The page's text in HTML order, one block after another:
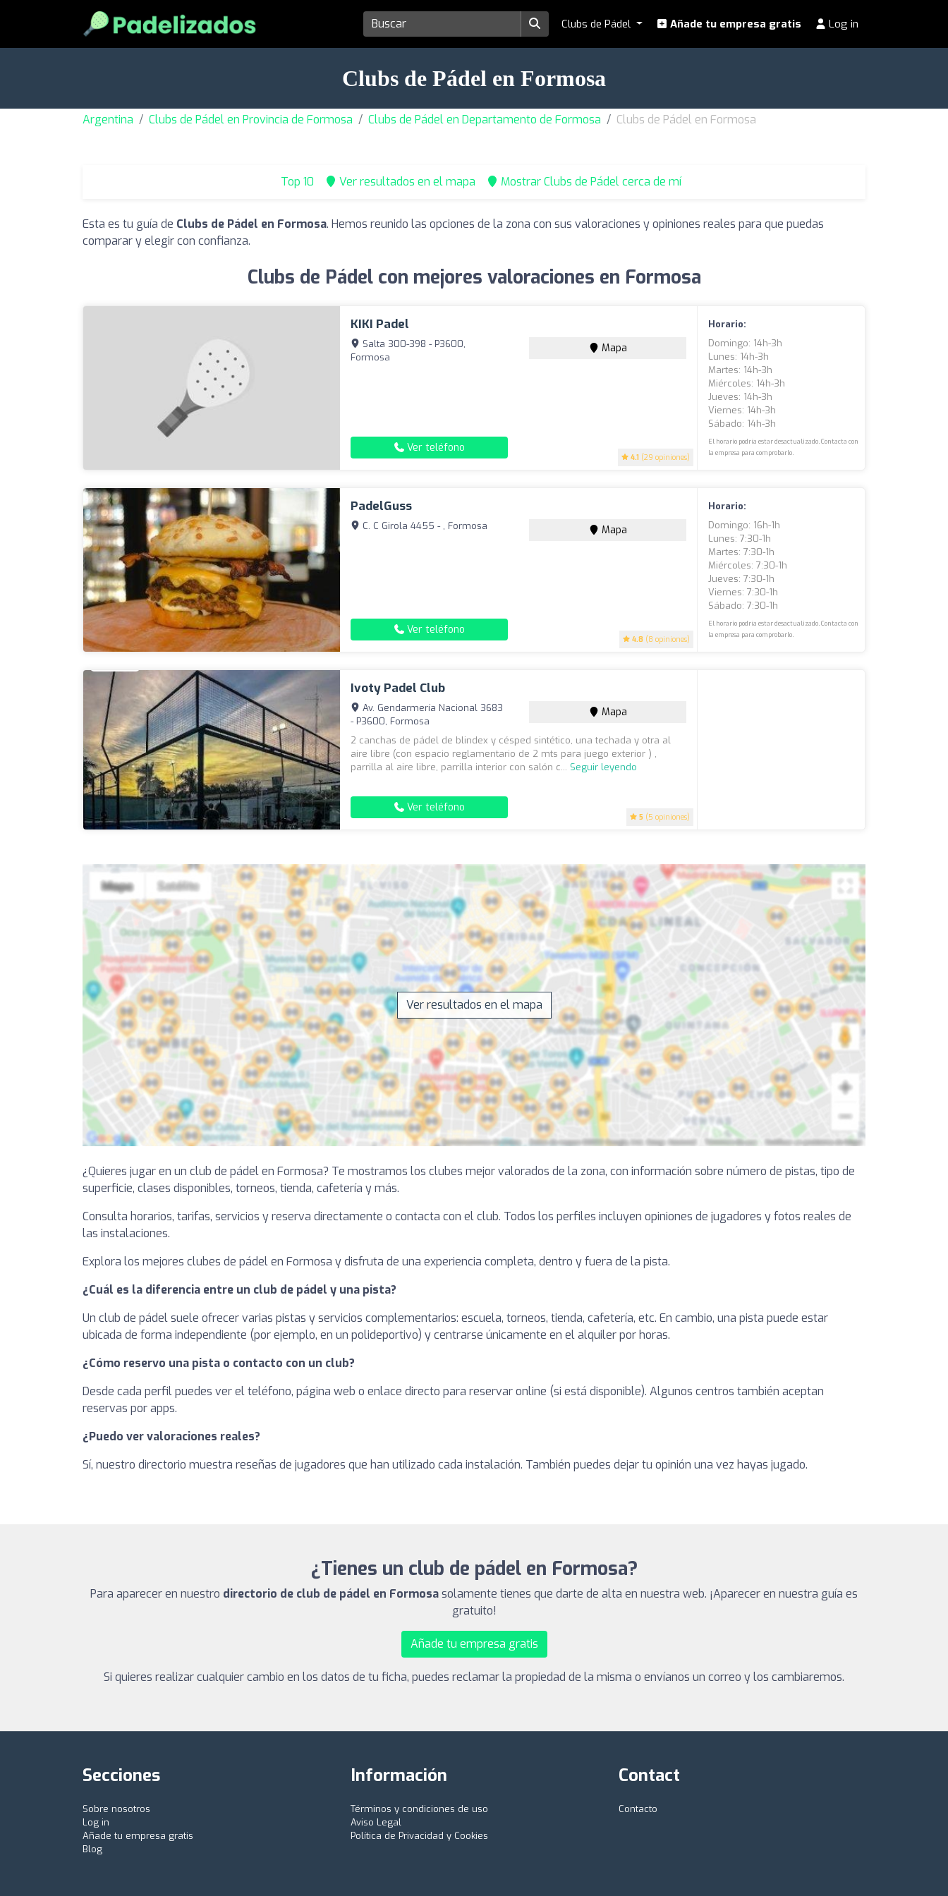
Clubs de Pádel Añade tu empresa gratis Log in
Clubs de Pádel en Formosa
Argentina Clubs de Pádel en Provincia de Formosa Clubs de Pádel en Departamento de Formosa Clubs de Pádel en Formosa
Top 10 Ver resultados en el mapa Mostrar Clubs de Pádel cerca de mí
Esta es tu guía de Clubs de Pádel en Formosa. Hemos reunido las opciones de la zona con sus valoraciones y opiniones reales para que puedas
comparar y elegir con confianza.
Clubs de Pádel con mejores valoraciones en Formosa
KIKI Padel
4.1 (29 opiniones)
Salta 300-398 - P3600,
Formosa
Mapa
Ver teléfono
Horario:
Domingo: 14h-3h
Lunes: 14h-3h
Martes: 14h-3h
Miércoles: 14h-3h
Jueves: 14h-3h
Viernes: 14h-3h
Sábado: 14h-3h
El horario podría estar desactualizado. Contacta con
la empresa para comprobarlo.
PadelGuss
4.8 (8 opiniones)
C. C Girola 4455 - , Formosa Mapa
Ver teléfono
Horario:
Domingo: 16h-1h
Lunes: 7:30-1h
Martes: 7:30-1h
Miércoles: 7:30-1h
Jueves: 7:30-1h
Viernes: 7:30-1h
Sábado: 7:30-1h
El horario podría estar desactualizado. Contacta con
la empresa para comprobarlo.
Ivoty Padel Club
5 (5 opiniones)
Av. Gendarmería Nacional 3683
- P3600, Formosa
Mapa
2 canchas de pádel de blindex y césped sintético, una techada y otra al
aire libre (con espacio reglamentario de 2 mts para juego exterior ) ,
parrilla al aire libre, parrilla interior con salón c... Seguir leyendo
Ver teléfono
Ver resultados en el mapa
¿Quieres jugar en un club de pádel en Formosa? Te mostramos los clubes mejor valorados de la zona, con información sobre número de pistas, tipo de
superficie, clases disponibles, torneos, tienda, cafetería y más.
Consulta horarios, tarifas, servicios y reserva directamente o contacta con el club. Todos los perfiles incluyen opiniones de jugadores y fotos reales de
las instalaciones.
Explora los mejores clubes de pádel en Formosa y disfruta de una experiencia completa, dentro y fuera de la pista.
¿Cuál es la diferencia entre un club de pádel y una pista?
Un club de pádel suele ofrecer varias pistas y servicios complementarios: escuela, torneos, tienda, cafetería, etc. En cambio, una pista puede estar
ubicada de forma independiente (por ejemplo, en un polideportivo) y centrarse únicamente en el alquiler por horas.
¿Cómo reservo una pista o contacto con un club?
Desde cada perfil puedes ver el teléfono, página web o enlace directo para reservar online (si está disponible). Algunos centros también aceptan
reservas por apps.
¿Puedo ver valoraciones reales?
Sí, nuestro directorio muestra reseñas de jugadores que han utilizado cada instalación. También puedes dejar tu opinión una vez hayas jugado.
¿Tienes un club de pádel en Formosa?
Para aparecer en nuestro directorio de club de pádel en Formosasolamente tienes que darte de alta en nuestra web. ¡Aparecer en nuestra guía es
gratuito!
Añade tu empresa gratis
Si quieres realizar cualquier cambio en los datos de tu ficha, puedes reclamar la propiedad de la misma o envíanos un correo y los cambiaremos.
Secciones
Sobre nosotros
Log in
Añade tu empresa gratis
Blog
Información
Términos y condiciones de uso
Aviso Legal
Política de Privacidad y Cookies
Contact
Contacto